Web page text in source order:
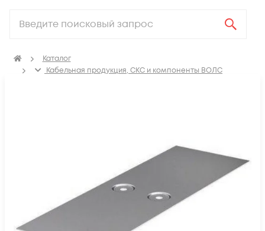
Каталог
Кабельная продукция, СКС и компоненты ВОЛС